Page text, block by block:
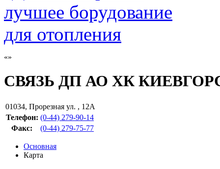
СВЯЗЬ ДП АО ХК
01034, Прорезная ул. , 12А
Телефон: (0-44) 279-90-14
Факс: (0-44) 279-75-77
Основная
Карта